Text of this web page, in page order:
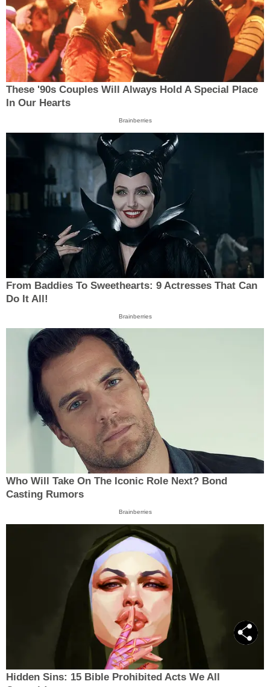
These '90s Couples Will Always Hold A Special Place
In Our Hearts
Brainberries
From Baddies To Sweethearts: 9 Actresses That Can
Do It All!
Brainberries
Who Will Take On The Iconic Role Next? Bond
Casting Rumors
Brainberries
Hidden Sins: 15 Bible Prohibited Acts We All